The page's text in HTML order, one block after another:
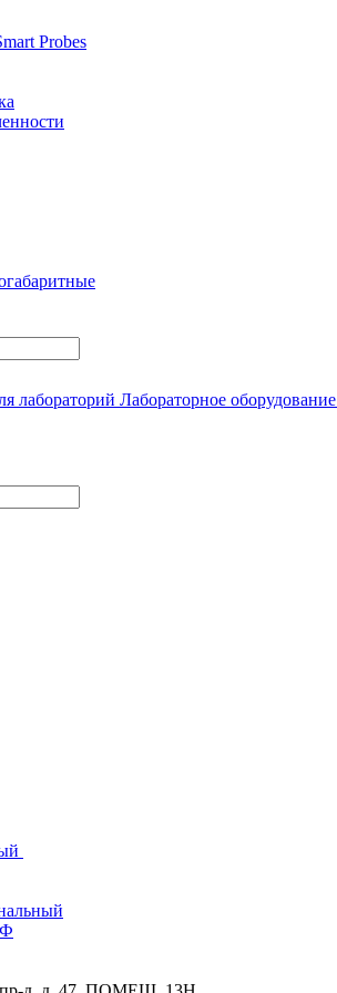
Probes
лабораторий Лабораторное оборудование